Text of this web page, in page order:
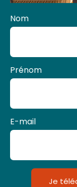
Nom
Prénom
E-mail
Je